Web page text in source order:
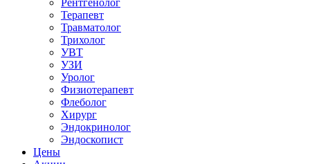
Рентгенолог
Терапевт
Травматолог
Трихолог
УВТ
УЗИ
Уролог
Физиотерапевт
Флеболог
Хирург
Эндокринолог
Эндоскопист
Цены